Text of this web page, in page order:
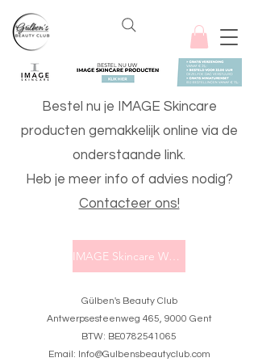
Bestel nu je IMAGE Skincare
producten gemakkelijk online via de
onderstaande link.
Heb je meer info of advies nodig?
Contacteer ons!
IMAGE Skincare Webshop
Gülben's Beauty Club
Antwerpsesteenweg 465, 9000 Gent
BTW: BE0782541065
Email: Info@Gulbensbeautyclub.com